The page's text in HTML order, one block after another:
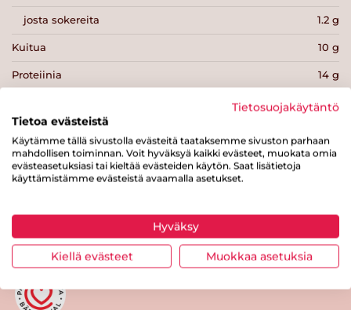
josta sokereita 1.2 g
Kuitua 10 g
Proteiinia 14 g
0 g
Tietosuojakäytäntö
Tietoa evästeistä
Käytämme tällä sivustolla evästeitä taataksemme sivuston parhaan
mahdollisen toiminnan. Voit hyväksyä kaikki evästeet, muokata omia
evästeasetuksiasi tai kieltää evästeiden käytön. Saat lisätietoja
käyttämistämme evästeistä avaamalla asetukset.
Hyväksy
Kiellä evästeet Muokkaa asetuksia